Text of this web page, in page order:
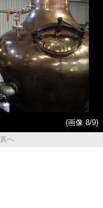
(画像 8/9)
へ